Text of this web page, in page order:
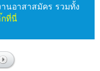
นอาสาสมัคร รวมทั้ง
ที่นี่